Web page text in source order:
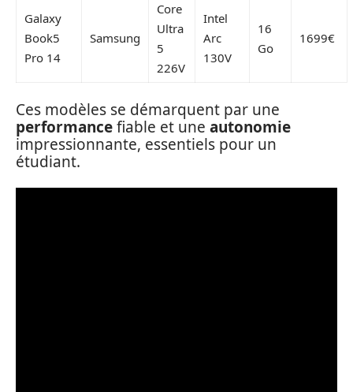
Galaxy
Book5
Pro 14
Samsung
Core
Ultra
5
226V
Intel
Arc
130V
16
Go
1699€
Ces modèles se démarquent par une
performancefiable et une autonomie
impressionnante, essentiels pour un
étudiant.